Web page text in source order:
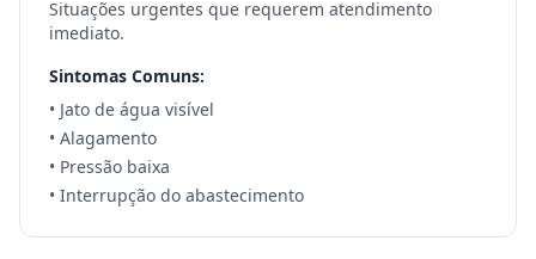
Situações urgentes que requerem atendimento
imediato.
Sintomas Comuns:
• Jato de água visível
• Alagamento
• Pressão baixa
• Interrupção do abastecimento